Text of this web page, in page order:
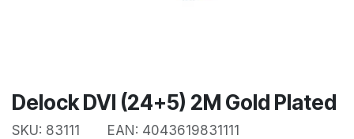
Delock DVI (24+5) 2M Gold Plated
SKU: 83111 EAN: 4043619831111